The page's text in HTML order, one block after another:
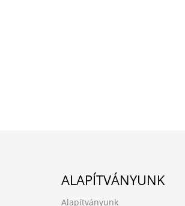
ALAPÍTVÁNYUNK
Alapítványunk